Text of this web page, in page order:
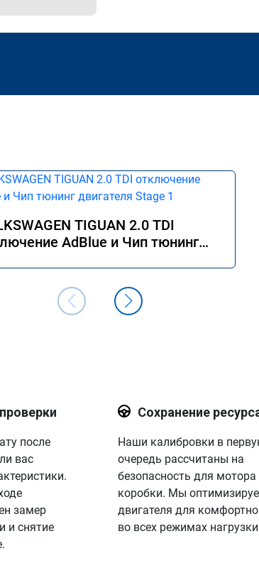
TIGUAN 2.0 TDI
AdBlue и Чип тюнинг
после
вас
замер
и снятие
Сохранение
Наши калибровки в
очередь рассчитаны на
безопасность для мотора
коробки. Мы
двигателя для
во всех режимах